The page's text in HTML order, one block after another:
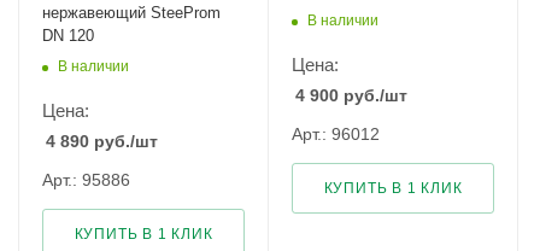
нержавеющий SteeProm
DN 120
В наличии
Цена:
4 890 руб./шт
Арт.: 95886
КУПИТЬ В 1 КЛИК
В наличии
Цена:
4 900 руб./шт
Арт.: 96012
КУПИТЬ В 1 КЛИК